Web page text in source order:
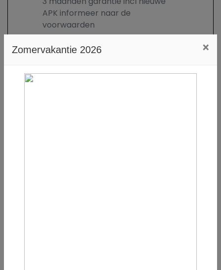
APK informeer naar de
voorwaarden
Zomervakantie 2026 ×